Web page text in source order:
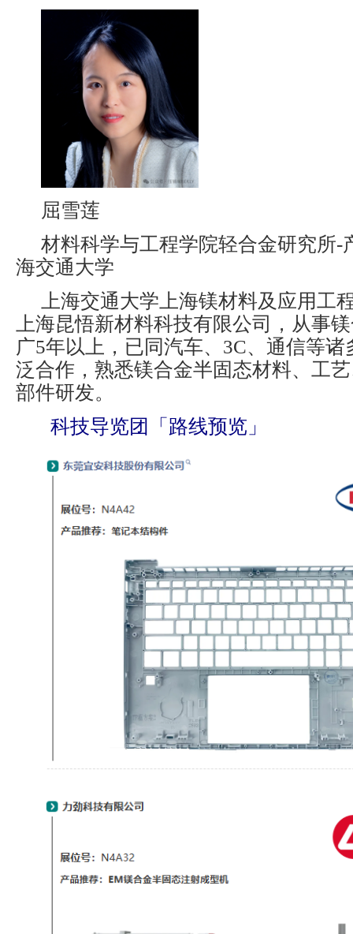
屈雪莲
材料科学与工程学院轻合金研究所-
海交通大学
上海交通大学上海镁材料及应用工
上海昆悟新材料科技有限公司，从事
广5年以上，已同汽车、3C、通信等
泛合作，熟悉镁合金半固态材料、工
部件研发。
科技导览团「路线预览」